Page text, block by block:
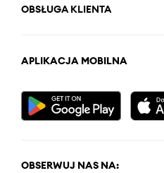
OBSŁUGA KLIENTA
APLIKACJA MOBILNA
OBSERWUJ NAS NA: